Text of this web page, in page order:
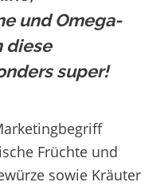
und Omega-
diese
super!
Früchte und
sowie Kräuter